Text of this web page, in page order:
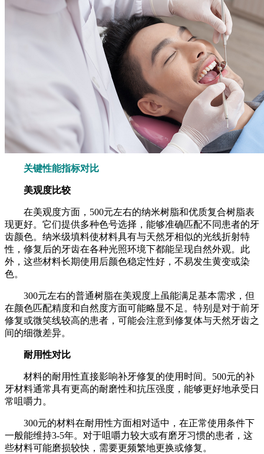
关键性能指标对比
美观度比较
在美观度方面，500元左右的纳米树脂和优质复合树脂表
现更好。它们提供多种色号选择，能够准确匹配不同患者的牙
齿颜色。纳米级填料使材料具有与天然牙相似的光线折射特
性，修复后的牙齿在各种光照环境下都能呈现自然外观。此
外，这些材料长期使用后颜色稳定性好，不易发生黄变或染
色。
300元左右的普通树脂在美观度上虽能满足基本需求，但
在颜色匹配精度和自然度方面可能略显不足。特别是对于前牙
修复或微笑线较高的患者，可能会注意到修复体与天然牙齿之
间的细微差异。
耐用性对比
材料的耐用性直接影响补牙修复的使用时间。500元的补
牙材料通常具有更高的耐磨性和抗压强度，能够更好地承受日
常咀嚼力。
300元的材料在耐用性方面相对适中，在正常使用条件下
一般能维持3-5年。对于咀嚼力较大或有磨牙习惯的患者，这
些材料可能磨损较快，需要更频繁地更换或修复。